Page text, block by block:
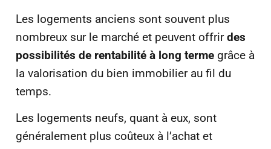
Les logements anciens sont souvent plus
nombreux sur le marché et peuvent offrirdes
possibilités de rentabilité à long terme grâce à
la valorisation du bien immobilier au fil du
temps.
Les logements neufs, quant à eux, sont
généralement plus coûteux à l’achat et